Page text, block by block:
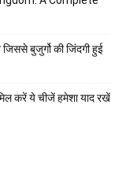
बुजुर्गो की जिंदगी हुई
करें ये चीजें हमेशा याद रखें